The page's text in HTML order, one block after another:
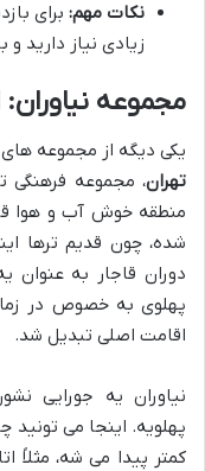
نکات مهم: برای
زیادی نیاز دارید
مجموعه نیاوران:
یکی دیگه از مجموعه های
تهران، مجموعه فرهنگی
منطقه خوش آب و هوا
شده، چون قدیم ترها
دوران قاجار به عنوان
پهلوی به خصوص در
اقامت اصلی تبدیل شد.
نیاوران یه جورایی
پهلویه. اینجا می تونید
کمتر پیدا می شه،